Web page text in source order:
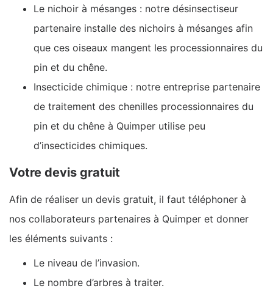
Le nichoir à mésanges : notre désinsectiseur
partenaire installe des nichoirs à mésanges afin
que ces oiseaux mangent les processionnaires du
pin et du chêne.
Insecticide chimique : notre entreprise partenaire
de traitement des chenilles processionnaires du
pin et du chêne à Quimper utilise peu
d’insecticides chimiques.
Votre devis gratuit
Afin de réaliser un devis gratuit, il faut téléphoner à
nos collaborateurs partenaires à Quimper et donner
les éléments suivants :
Le niveau de l’invasion.
Le nombre d’arbres à traiter.